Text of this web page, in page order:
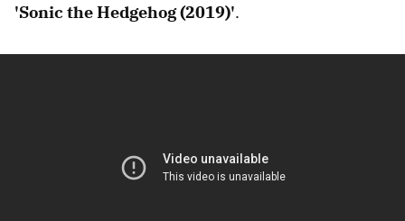
'Sonic the Hedgehog (2019)'.